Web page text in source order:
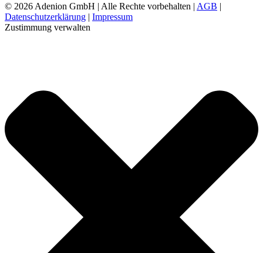
© 2026 Adenion GmbH | Alle Rechte vorbehalten | AGB |
Datenschutzerklärung | Impressum
Zustimmung verwalten